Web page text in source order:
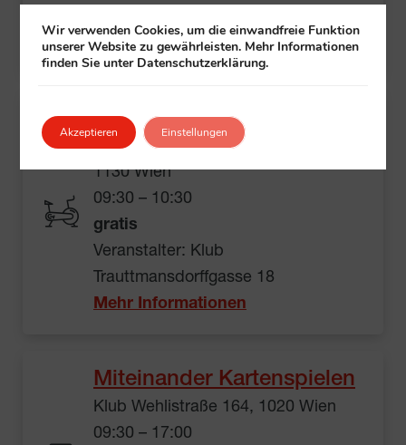
Mehr Informationen
Yoga im Sitzen
Klub Trauttmansdorffgasse 18,
1130 Wien
09:30 – 10:30
gratis
Veranstalter: Klub
Trauttmansdorffgasse 18
Mehr Informationen
Miteinander Kartenspielen
Klub Wehlistraße 164, 1020 Wien
09:30 – 17:00
Wir verwenden Cookies, um die einwandfreie Funktion
unserer Website zu gewährleisten. Mehr Informationen
finden Sie unter Datenschutzerklärung.
Akzeptieren Einstellungen